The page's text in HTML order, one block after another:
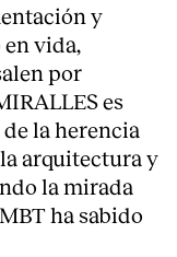
y
vida,
por
es
la herencia
arquitectura y
la mirada
ha sabido